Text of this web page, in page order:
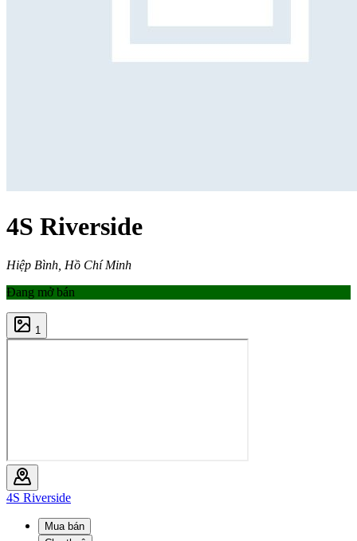
4S Riverside
Hiệp Bình, Hồ Chí Minh
Đang mở bán
1
4S Riverside
Mua bán